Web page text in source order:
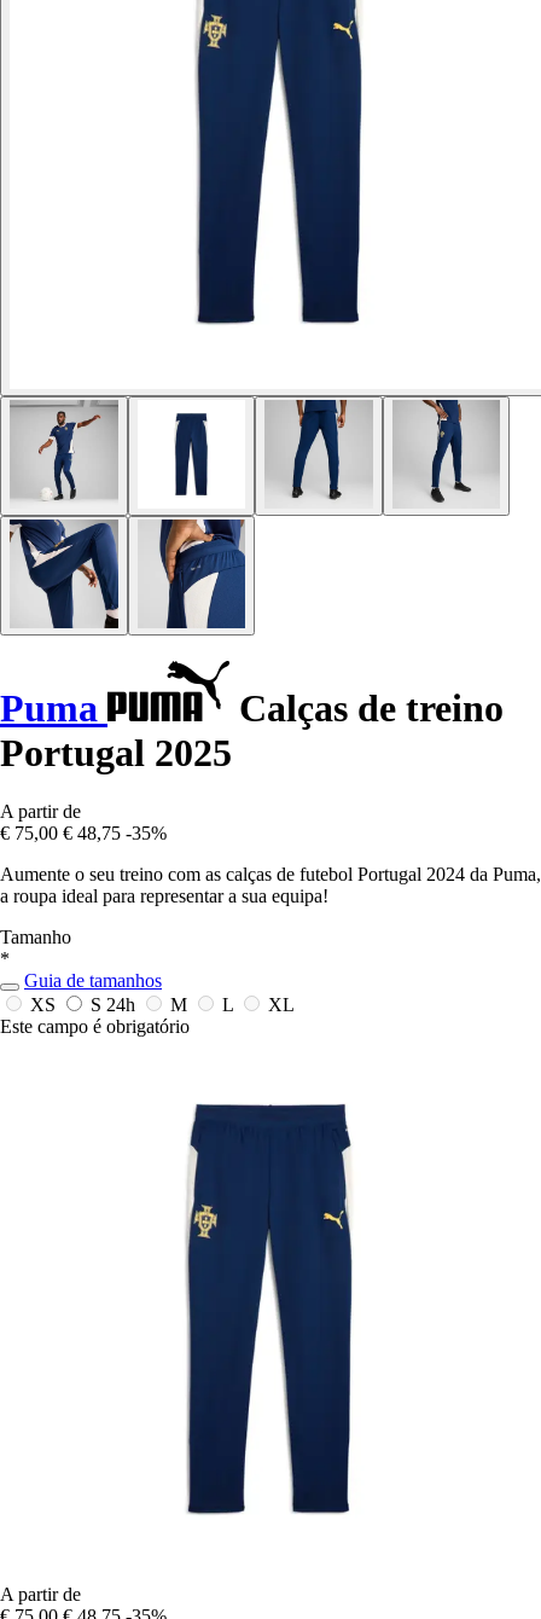
Puma
Calças de treino
Portugal 2025
A partir de
€ 75,00 € 48,75 -35%
Aumente o seu treino com as calças de futebol Portugal 2024 da Puma,
a roupa ideal para representar a sua equipa!
Tamanho
*
Guia de tamanhos
XS
S 24h M L
XL
Este campo é obrigatório
A partir de